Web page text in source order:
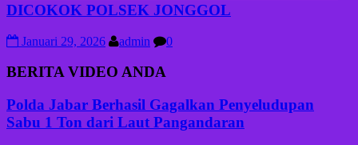
DICOKOK POLSEK JONGGOL
Januari 29, 2026 admin 0
BERITA VIDEO ANDA
Polda Jabar Berhasil Gagalkan Penyeludupan
Sabu 1 Ton dari Laut Pangandaran